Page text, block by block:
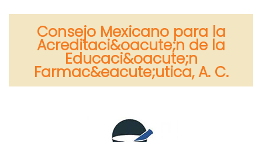
Consejo Mexicano para la
Acreditaci&oacute;n de la
Educaci&oacute;n
Farmac&eacute;utica, A. C.